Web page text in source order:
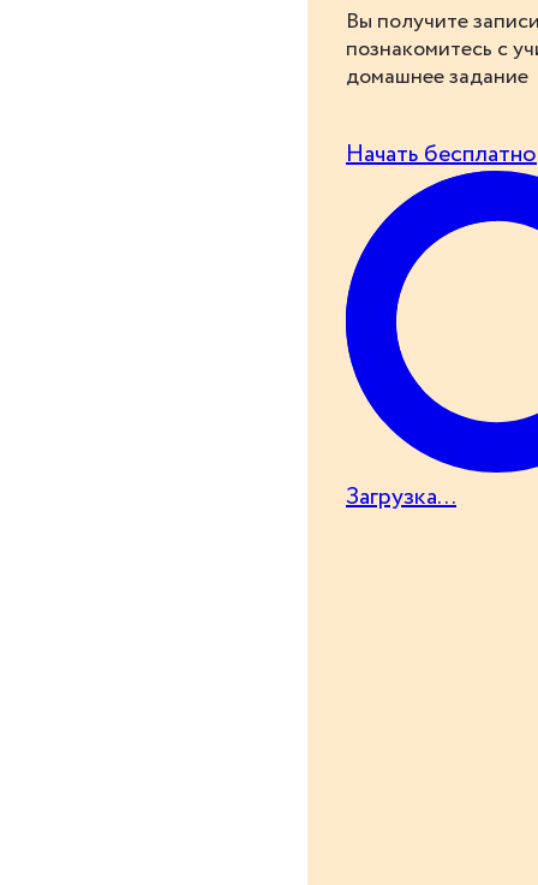
Вы получите
познакомитесь с
домашнее задание
Начать бесплатно
Загрузка...